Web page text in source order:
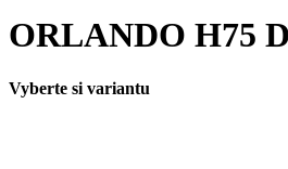
ORLANDO H75
Vyberte si variantu